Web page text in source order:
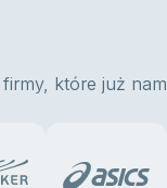
które już nam